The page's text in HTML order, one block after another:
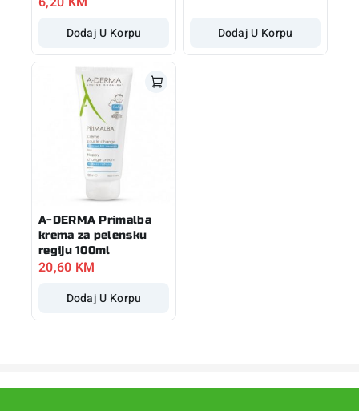
Dodaj U Korpu Dodaj U Korpu
A-DERMA Primalba
krema za pelensku
regiju 100ml
20,60 KM
Dodaj U Korpu